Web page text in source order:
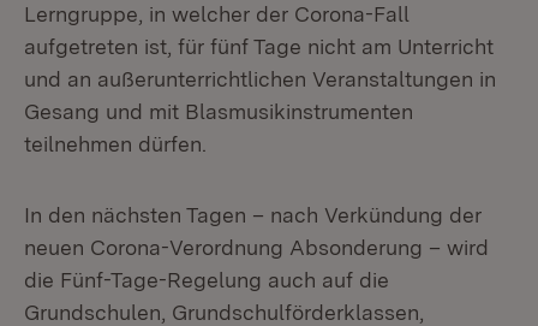
Lerngruppe, in welcher der Corona-Fall
aufgetreten ist, für fünf Tage nicht am Unterricht
und an außerunterrichtlichen Veranstaltungen in
Gesang und mit Blasmusikinstrumenten
teilnehmen dürfen.
In den nächsten Tagen – nach Verkündung der
neuen Corona-Verordnung Absonderung – wird
die Fünf-Tage-Regelung auch auf die
Grundschulen, Grundschulförderklassen,